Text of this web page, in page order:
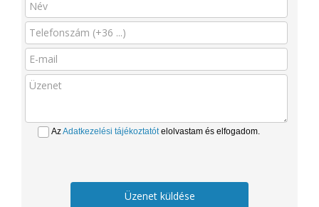
AzAdatkezelési tájékoztatótelolvastam és elfogadom.
Üzenet küldése